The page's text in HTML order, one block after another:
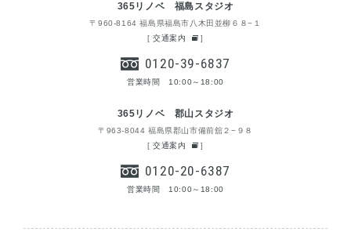
365リノベ 福島スタジオ
〒960-8164 福島県福島市八木田並柳６８−１
[交通案内 ]
0120-39-6837
営業時間 10:00～18:00
365リノベ 郡山スタジオ
〒963-8044 福島県郡山市備前舘２−９８
[交通案内 ]
0120-20-6387
営業時間 10:00～18:00